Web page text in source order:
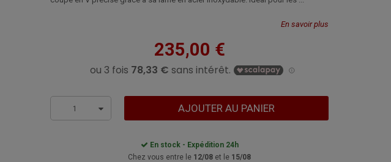
En savoir plus
235,00 €
1 AJOUTER AU PANIER
En stock - Expédition 24h
Chez vous entre le 12/08 et le 15/08